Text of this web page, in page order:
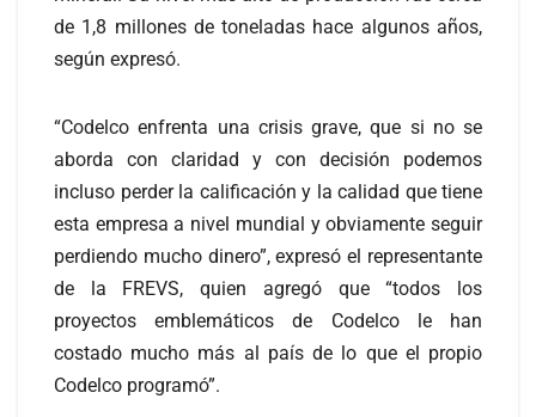
de 1,8 millones de toneladas hace algunos años,
según expresó.
“Codelco enfrenta una crisis grave, que si no se
aborda con claridad y con decisión podemos
incluso perder la calificación y la calidad que tiene
esta empresa a nivel mundial y obviamente seguir
perdiendo mucho dinero”, expresó el representante
de la FREVS, quien agregó que “todos los
proyectos emblemáticos de Codelco le han
costado mucho más al país de lo que el propio
Codelco programó”.